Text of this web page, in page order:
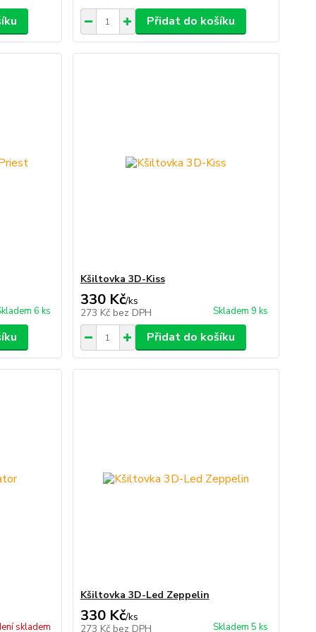
Přidat do košíku
6 ks
Kšiltovka 3D-Kiss
330 Kč/ks
273 Kč bez DPH Skladem 9 ks
Přidat do košíku
skladem
Kšiltovka 3D-Led Zeppelin
330 Kč/ks
273 Kč bez DPH Skladem 5 ks